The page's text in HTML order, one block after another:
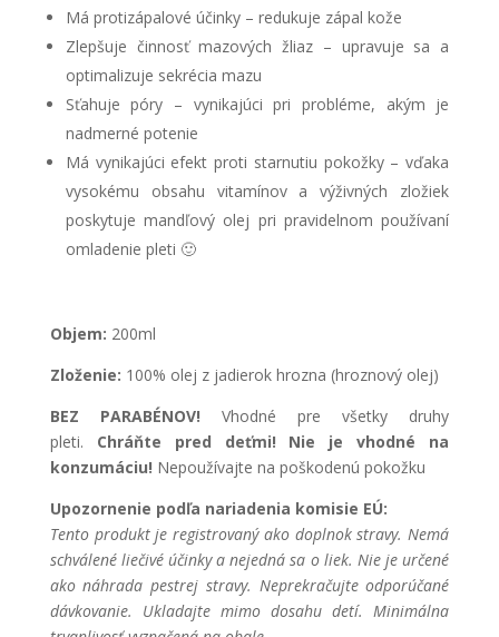
Má protizápalové účinky – redukuje zápal kože
Zlepšuje činnosť mazových žliaz – upravuje sa a
optimalizuje sekrécia mazu
Sťahuje póry – vynikajúci pri probléme, akým je
nadmerné potenie
Má vynikajúci efekt proti starnutiu pokožky – vďaka
vysokému obsahu vitamínov a výživných zložiek
poskytuje mandľový olej pri pravidelnom používaní
omladenie pleti 🙂
Objem: 200ml
Zloženie: 100% olej z jadierok hrozna (hroznový olej)
BEZ PARABÉNOV!
Vhodné pre všetky druhy
pleti.
Chráňte pred deťmi! Nie je vhodné na
konzumáciu! Nepoužívajte na poškodenú pokožku
Upozornenie podľa nariadenia komisie EÚ:
Tento produkt je registrovaný ako doplnok stravy. Nemá
schválené liečivé účinky a nejedná sa o liek. Nie je určené
ako náhrada pestrej stravy. Neprekračujte odporúčané
dávkovanie. Ukladajte mimo dosahu detí. Minimálna